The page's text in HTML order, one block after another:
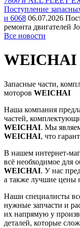
Поступление
и 6068 06.07.2026
ремонта двигателей
Все новости
WEICHAI
Запасные части,
моторов WEICHAI
Наша компания
частей,
WEICHAI. Мы
WEICHAI, что
В нашем интернет-
всё необходимое для
WEICHAI. У нас
а также лучшие цены
Наши специалисты
нужные запчасти и
их напрямую у
деталей, которые